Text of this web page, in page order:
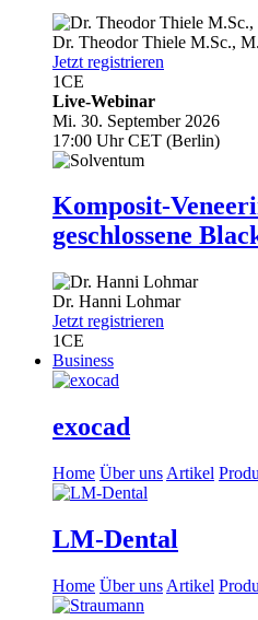
Dr. Theodor Thiele M.Sc.,
Jetzt registrieren
1CE
Live-Webinar
Mi. 30. September 2026
17:00 Uhr CET (Berlin)
Komposit-
geschlossene
Dr. Hanni Lohmar
Jetzt registrieren
1CE
Business
exocad
Home Über uns Artikel
LM-Dental
Home Über uns Artikel